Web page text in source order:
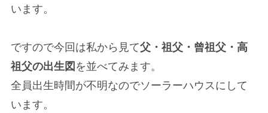
います。
ですので今回は私から見て父・祖父・曾祖父・高
祖父の出生図 を並べてみます。
全員出生時間が不明なのでソーラーハウスにして
います。